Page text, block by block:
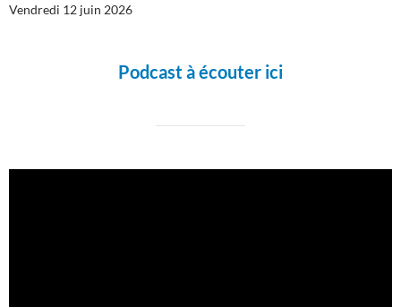
Vendredi 12 juin 2026
Podcast à écouter ici